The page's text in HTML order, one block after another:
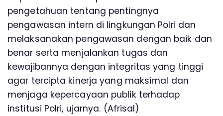
pengetahuan tentang pentingnya
pengawasan intern di lingkungan Polri dan
melaksanakan pengawasan dengan baik dan
benar serta menjalankan tugas dan
kewajibannya dengan integritas yang tinggi
agar tercipta kinerja yang maksimal dan
menjaga kepercayaan publik terhadap
institusi Polri, ujarnya. (Afrisal)